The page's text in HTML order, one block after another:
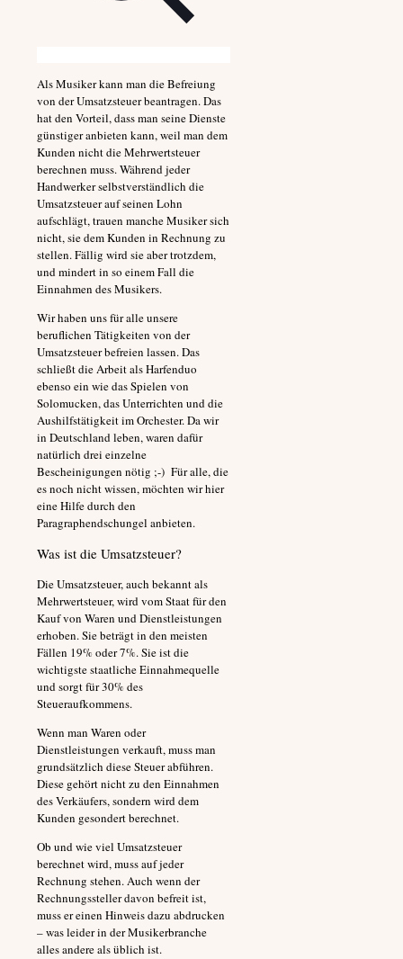
Als Musiker kann man die Befreiung
von der Umsatzsteuer beantragen. Das
hat den Vorteil, dass man seine Dienste
günstiger anbieten kann, weil man dem
Kunden nicht die Mehrwertsteuer
berechnen muss. Während jeder
Handwerker selbstverständlich die
Umsatzsteuer auf seinen Lohn
aufschlägt, trauen manche Musiker sich
nicht, sie dem Kunden in Rechnung zu
stellen. Fällig wird sie aber trotzdem,
und mindert in so einem Fall die
Einnahmen des Musikers.
Wir haben uns für alle unsere
beruflichen Tätigkeiten von der
Umsatzsteuer befreien lassen. Das
schließt die Arbeit als Harfenduo
ebenso ein wie das Spielen von
Solomucken, das Unterrichten und die
Aushilfstätigkeit im Orchester. Da wir
in Deutschland leben, waren dafür
natürlich drei einzelne
Bescheinigungen nötig ;-) Für alle, die
es noch nicht wissen, möchten wir hier
eine Hilfe durch den
Paragraphendschungel anbieten.
Was ist die Umsatzsteuer?
Die Umsatzsteuer, auch bekannt als
Mehrwertsteuer, wird vom Staat für den
Kauf von Waren und Dienstleistungen
erhoben. Sie beträgt in den meisten
Fällen 19% oder 7%. Sie ist die
wichtigste staatliche Einnahmequelle
und sorgt für 30% des
Steueraufkommens.
Wenn man Waren oder
Dienstleistungen verkauft, muss man
grundsätzlich diese Steuer abführen.
Diese gehört nicht zu den Einnahmen
des Verkäufers, sondern wird dem
Kunden gesondert berechnet.
Ob und wie viel Umsatzsteuer
berechnet wird, muss auf jeder
Rechnung stehen. Auch wenn der
Rechnungssteller davon befreit ist,
muss er einen Hinweis dazu abdrucken
– was leider in der Musikerbranche
alles andere als üblich ist.